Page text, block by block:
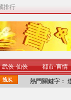
排行
武俠·仙俠 都市·言情
熱門關鍵字：